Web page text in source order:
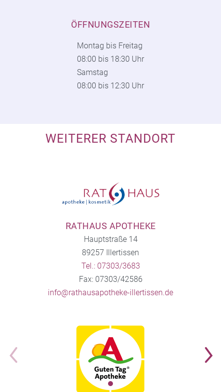
ÖFFNUNGSZEITEN
Montag bis Freitag
08:00 bis 18:30 Uhr
Samstag
08:00 bis 12:30 Uhr
WEITERER STANDORT
RATHAUS APOTHEKE
Hauptstraße 14
89257 Illertissen
Tel.: 07303/3683
Fax: 07303/42586
info@rathausapotheke-illertissen.de